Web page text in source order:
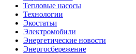
Тепловые насосы
Технологии
Экостатьи
Электромобили
Энергетические новости
Энергосбережение